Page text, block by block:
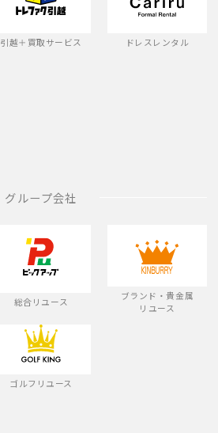
引越＋買取サービス ドレスレンタル
グループ会社
総合リユース
ブランド・貴金属
リユース
ゴルフリユース